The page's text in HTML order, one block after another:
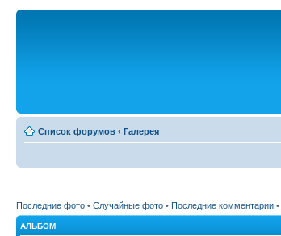
Список форумов ‹ Галерея
Последние фото • Случайные фото • Последние комментарии •
АЛЬБОМ